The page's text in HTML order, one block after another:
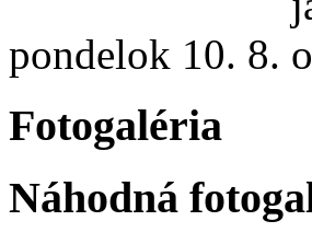
pondelok 10. 8.
Fotogaléria
Náhodná